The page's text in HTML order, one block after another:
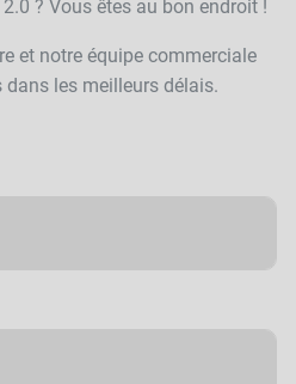
? Vous êtes au bon endroit !
et notre équipe commerciale
dans les meilleurs délais.